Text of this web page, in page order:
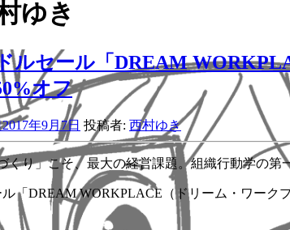
ゆき
ルセール「DREAM
オフ
2017年9月7日 投稿者: 西村ゆき
くり」こそ、最大の経営課題。組織行動学の
「DREAM WORKPLACE（ドリーム・ワーク